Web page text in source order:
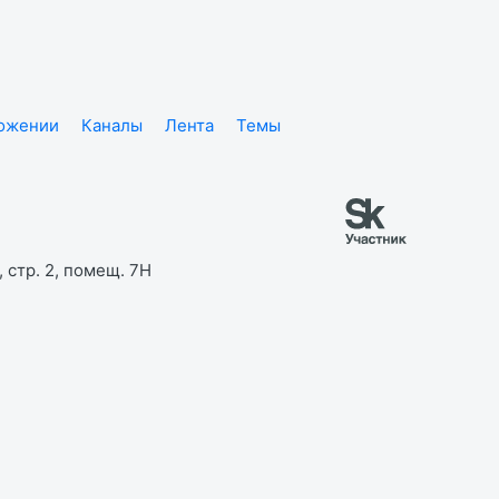
Каналы Лента
Темы
стр. 2, помещ. 7Н